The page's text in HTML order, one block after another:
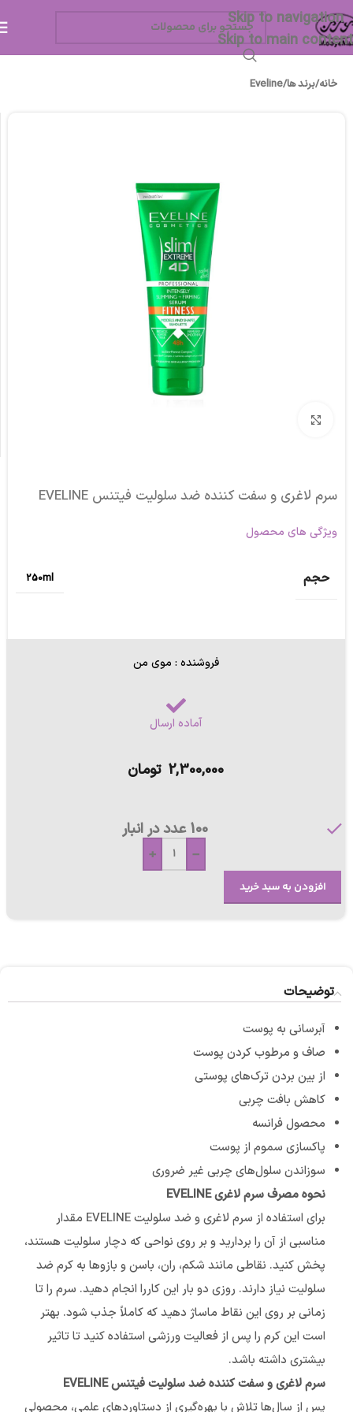
Skip to navigation
Skip to main content
خانه/برند ها/
Eveline
سرم لاغری و سفت کننده ضد سلولیت فیتنس EVELINE
ویژگی های محصول
حجم 250ml
فروشنده : موی من
آماده ارسال
2,300,000 تومان
100 عدد در انبار
-
+
افزودن به سبد خرید
توضیحات
آبرسانی به پوست
صاف و مرطوب کردن پوست
از بین بردن ترک‌های پوستی
کاهش بافت چربی
محصول فرانسه
پاکسازی سموم از پوست
سوزاندن سلول‌های چربی غیر ضروری
نحوه مصرف سرم لاغری EVELINE
برای استفاده از سرم لاغری و ضد سلولیت EVELINE مقدار
مناسبی از آن را بردارید و بر روی نواحی که دچار سلولیت هستند،
پخش کنید. نقاطی مانند شکم، ران، باسن و بازو‌ها به کرم ضد
سلولیت نیاز دارند. روزی دو بار این کار‌را انجام دهید. سرم را تا
زمانی بر روی این نقاط ماساژ دهید که کاملاً جذب شود. بهتر
است این کرم را پس از فعالیت ورزشی استفاده کنید تا تاثیر
بیشتری داشته باشد.
سرم لاغری و سفت کننده ضد سلولیت فیتنس EVELINE
پس از سال‌ها تلاش با بهره‌گیری از دستاوردهای علمی، محصولی